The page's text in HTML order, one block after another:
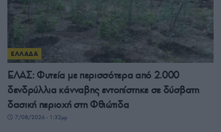
ΕΛΛΑΔΑ
ΕΛΑΣ: Φυτεία με περισσότερα από 2.000
δενδρύλλια κάνναβης εντοπίστηκε σε δύσβατη
δασική περιοχή στη Φθιώτιδα
7/08/2026 - 1:32μμ